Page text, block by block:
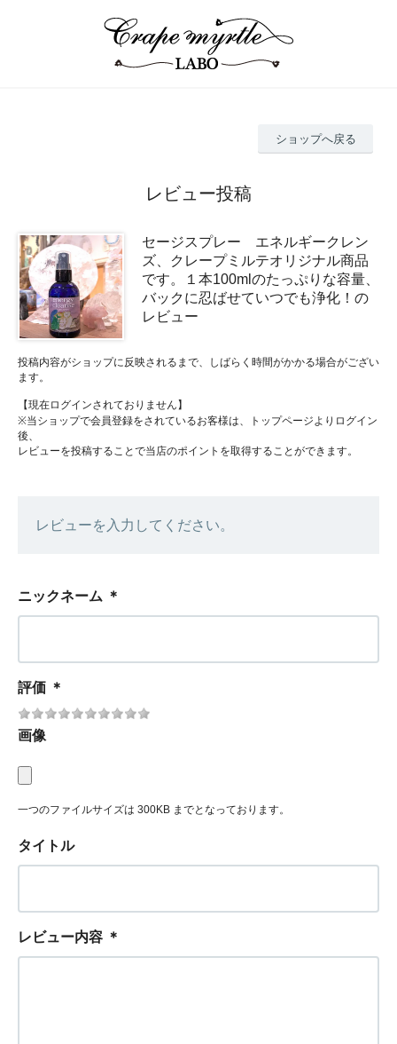
ショップへ戻る
レビュー投稿
セージスプレー エネルギークレン
ズ、クレープミルテオリジナル商品
です。１本100mlのたっぷりな容量、
バックに忍ばせていつでも浄化！の
レビュー
投稿内容がショップに反映されるまで、しばらく時間がかかる場合がござい
ます。
【現在ログインされておりません】
※当ショップで会員登録をされているお客様は、トップページよりログイン
後、
レビューを投稿することで当店のポイントを取得することができます。
レビューを入力してください。
ニックネーム ＊
評価 ＊
画像
一つのファイルサイズは 300KB までとなっております。
タイトル
レビュー内容 ＊